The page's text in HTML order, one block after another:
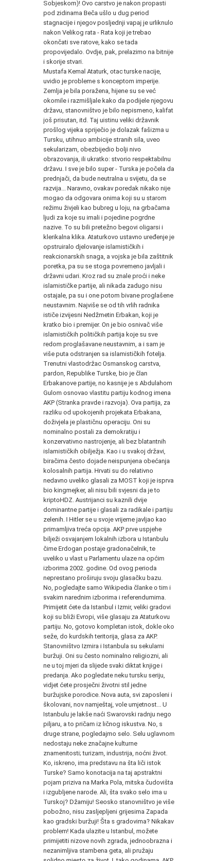
Sobjeskom)! Ovo carstvo je nakon propasti
pod zidinama Beča ušlo u dug period
stagnacije i njegov posljednji vapaj je urliknulo
nakon Velikog rata - Rata koji je trebao
okončati sve ratove, kako se tada
propovijedalo. Ovdje, pak, prelazimo na bitnije
i skorije stvari.
Mustafa Kemal Ataturk, otac turske nacije,
uvidio je probleme s konceptom imperije.
Zemlja je bila poražena, hijene su se već
okomile i razmišljale kako da podijele njegovu
državu, stanovništvo je bilo nepismeno, kalifat
još prisutan, itd. Taj uistinu veliki državnik
prošlog vijeka spriječio je dolazak fašizma u
Tursku, utihnuo ambicije stranih sila, uveo
sekularizam, obezbijedio bolji nivo
obrazovanja, ili ukratko: stvorio respektabilnu
državu. I sve je bilo super - Turska je počela da
prednjači, da bude neutralna u svijetu, da se
razvija... Naravno, ovakav poredak nikako nije
mogao da odgovara onima koji su u starom
režimu živjeli kao bubreg u loju, na grbačama
ljudi za koje su imali i pojedine pogrdne
nazive. To su bili pretežno begovi oligarsi i
klerikalna klika. Ataturkovo ustavno uređenje je
opstruiralo djelovanje islamističkih i
reakcionarskih snaga, a vojska je bila zaštitnik
poretka, pa su se stoga povremeno javljali i
državni udari. Kroz rad su znale proći i neke
islamističke partije, ali nikada zadugo nisu
ostajale, pa su i one potom bivane proglašene
neustavnim. Najviše se od tih vrlih radnika
ističe izvijesni Nedžmetin Erbakan, koji je
kratko bio i premijer. On je bio osnivač više
islamističkih političkih partija koje su sve
redom proglašavane neustavnim, a i sam je
više puta odstranjen sa islamističkih fotelja.
Trenutni vlastodržac Osmanskog carstva,
pardon, Republike Turske, bio je član
Erbakanove partije, no kasnije je s Abdulahom
Gulom osnovao vlastitu partiju kodnog imena
AKP (Stranka pravde i razvoja). Ova partija, za
razliku od upokojenih projekata Erbakana,
doživjela je plastičnu operaciju. Oni su
nominalno postali za demokratiju i
konzervativno nastrojenje, ali bez blatantnih
islamističkih obilježja. Kao i u svakoj državi,
biračima često dojade neispunjena obećanja
kolosalnih partija. Hrvati su do relativno
nedavno uveliko glasali za MOST koji je isprva
bio kingmejker, ali nisu bili svjesni da je to
kriptoHDZ. Austrijanci su kaznili dvije
dominantne partije i glasali za radikale i partiju
zelenih. I Hitler se u svoje vrijeme javljao kao
primamljiva treća opcija. AKP prve uspjehe
bilježi osvajanjem lokalnih izbora u Istanbulu
čime Erdogan postaje gradonačelnik, te
uveliko u vlast u Parlamentu ulaze na općim
izborima 2002. godine. Od ovog perioda
neprestano proširuju svoju glasačku bazu.
No, pogledajte samo Wikipedia članke o tim i
svakim narednim izborima i referendumima.
Primijetit ćete da Istanbul i Izmir, veliki gradovi
koji su bliži Evropi, više glasaju za Ataturkovu
partiju. No, gotovo kompletan istok, dokle oko
seže, do kurdskih teritorija, glasa za AKP.
Stanovništvo Izmira i Istanbula su sekularni
buržuji. Oni su često nominalno religiozni, ali
ne u toj mjeri da slijede svaki diktat knjige i
predanja. Ako pogledate neku tursku seriju,
vidjet ćete prosječni životni stil jedne
buržujske porodice. Nova auta, svi zaposleni i
školovani, nov namještaj, vole umjetnost... U
Istanbulu je lakše naći Swarovski radnju nego
piljaru, a to pričam iz ličnog iskustva. No, s
druge strane, pogledajmo selo. Selu uglavnom
nedostaju neke značajne kulturne
znamenitosti; turizam, industrija, noćni život.
Ko, iskreno, ima predstavu na šta liči istok
Turske? Samo konotacija na taj apstraktni
pojam priziva na Marka Pola, mitska čudovišta
i izgubljene narode. Ali, šta svako selo ima u
Turskoj? Džamiju! Seosko stanovništvo je više
pobožno, nisu zasljepljeni grijesima Zapada
kao gradski buržuji! Šta s gradovima? Nikakav
problem! Kada ulazite u Istanbul, možete
primijetiti nizove novih zgrada, jednoobrazna i
nezanimljiva stambena geta, ali pružaju